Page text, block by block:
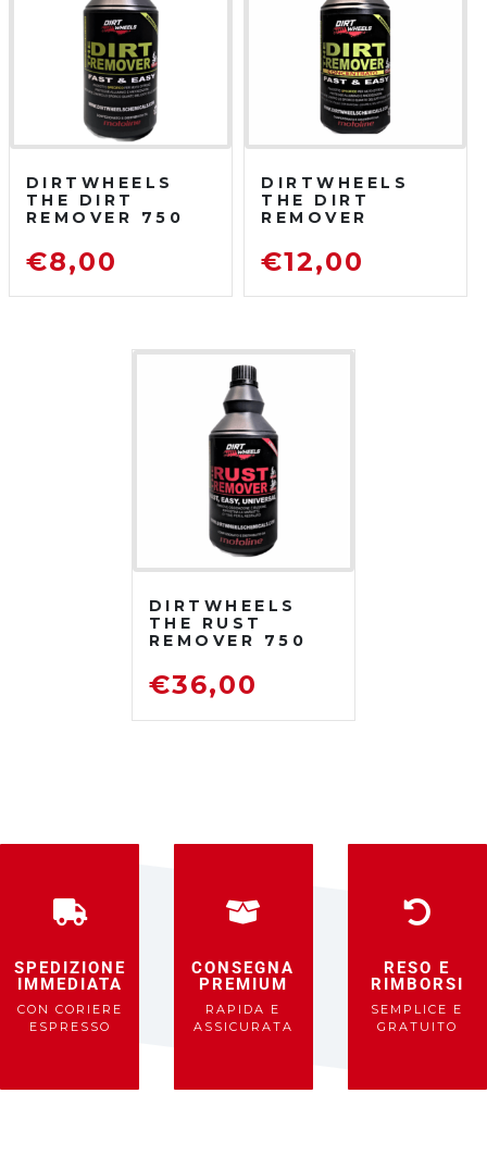
DIRTWHEELS
THE DIRT
REMOVER 750
SGRASSATORE
DETERGENTE
€8,00
DIRTWHEELS
THE DIRT
REMOVER
750 ML
SGRASSATORE
€12,00
DIRTWHEELS
THE RUST
REMOVER 750
DISOSSIDANTE
RIMUOVI
€36,00
SPEDIZIONE
IMMEDIATA
CON CORIERE
ESPRESSO
CONSEGNA
PREMIUM
RAPIDA E
ASSICURATA
RESO E
RIMBORSI
SEMPLICE E
GRATUITO